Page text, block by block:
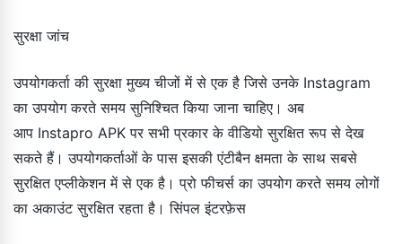
सुरक्षा जांच
उपयोगकर्ता की सुरक्षा मुख्य चीजों में से एक है जिसे उनके Instagram
का उपयोग करते समय सुनिश्चित किया जाना चाहिए। अब
आप Instapro APK पर सभी प्रकार के वीडियो सुरक्षित रूप से देख
सकते हैं। उपयोगकर्ताओं के पास इसकी एंटीबैन क्षमता के साथ सबसे
सुरक्षित एप्लीकेशन में से एक है। प्रो फीचर्स का उपयोग करते समय लोगों
का अकाउंट सुरक्षित रहता है। सिंपल इंटरफ़ेस